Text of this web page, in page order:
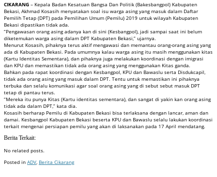
CIKARANG – Kepala Badan Kesatuan Bangsa Dan Politik (Bakesbangpol) Kabupaten
Bekasi, Akhmad Kosasih menyatakan soal isu warga asing yang masuk dalam Daftar
Pemilih Tetap (DPT) pada Pemilihan Umum (Pemilu) 2019 untuk wilayah Kabupaten
Bekasi dipastikan tidak ada.
“Pengawasan orang asing adanya kan di sini (Kesbangpol), jadi sampai saat ini belum
diketemukan warga asing dalam DPT Kabupaten Bekasi,” ujarnya.
Menurut Kosasih, pihaknya terus aktif mengawasi dan memantau orang-orang asing yang
ada di Kabupaten Bekasi. Pada umumnya kalau warga asing itu masih menggunakan kitas
(Kartu Identitas Sementara), dan pihaknya juga melakukan koordinasi dengan imigrasi
dan KPU dan memastikan tidak ada orang asing yang menggunakan Kitas ganda.
Bahkan pada rapat koordinasi dengan Kesbangpol, KPU dan Bawaslu serta Disdukcapil,
tidak ada orang asing yang masuk dalam DPT. Tentu untuk memastikan ini pihaknya
terbuka dan selalu komunikasi agar soal orang asing yang di sebut sebut masuk DPT
tetap di pantau terus.
“Mereka itu punya Kitas (Kartu identitas sementara), dan sangat di yakin kan orang asing
tidak ada dalam DPT,” kata dia.
Kosasih berharap Pemilu di Kabupaten Bekasi bisa terlaksana dengan lancar, aman dan
damai. Kesbangpol Kabupaten Bekasi beserta KPU dan Bawaslu selalu lakukan koordinasi
terkait mengenai persiapan pemilu yang akan di laksanakan pada 17 April mendatang.
Berita Terkait:
No related posts.
Posted in ADV, Berita Cikarang